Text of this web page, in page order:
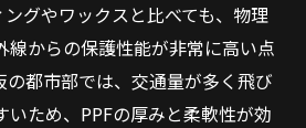
グやワックスと比べても、物理
線からの保護性能が非常に高い点
の都市部では、交通量が多く飛び
ため、PPFの厚みと柔軟性が効